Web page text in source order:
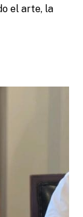
el arte, la